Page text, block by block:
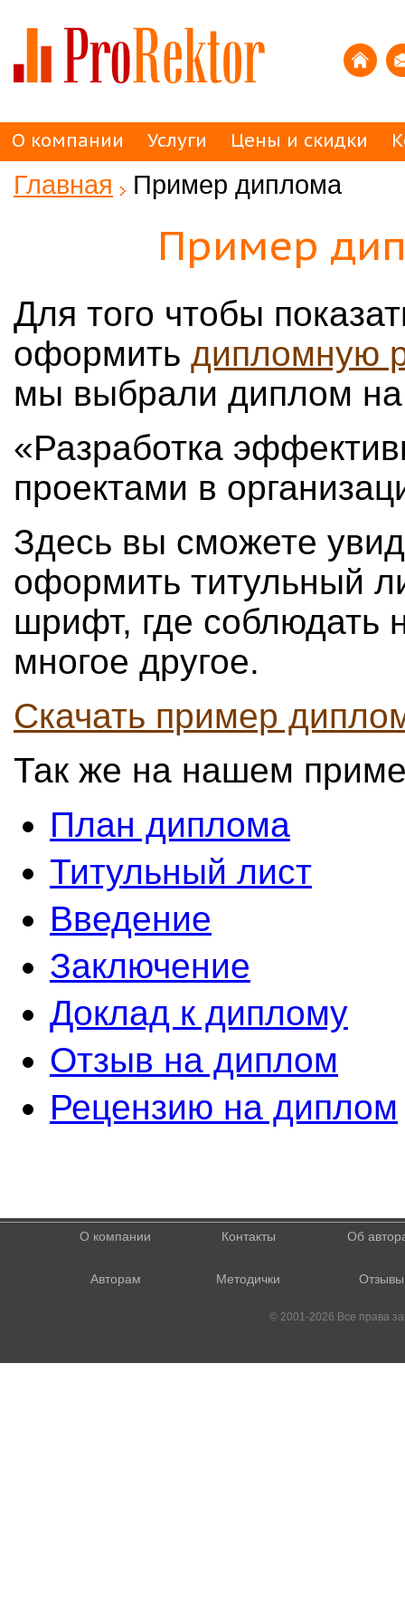
О компании Услуги Цены и скидки
Главная Пример диплома
Пример
Для того чтобы
оформить дипломную
мы выбрали диплом
«Разработка
проектами в
Здесь вы сможете
оформить титульный
шрифт, где соблюдать
многое другое.
Скачать пример
Так же на нашем
План диплома
Титульный лист
Введение
Заключение
Доклад к диплому
Отзыв на диплом
Рецензию на диплом
О компании Контакты Об
Авторам Методички Отзывы
© 2001-2026 Все права